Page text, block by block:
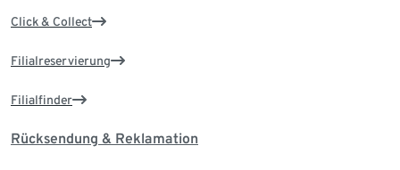
Click & Collect
Filialreservierung
Filialfinder
Rücksendung & Reklamation